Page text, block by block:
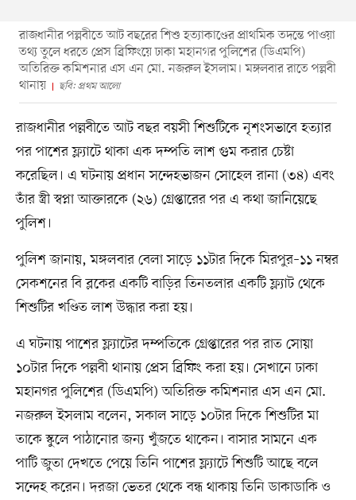
রাজধানীর পল্লবীতে আট বছরের শিশু হত্যাকাণ্ডের প্রাথমিক তদন্তে পাওয়া
তথ্য তুলে ধরতে প্রেস ব্রিফিংয়ে ঢাকা মহানগর পুলিশের (ডিএমপি)
অতিরিক্ত কমিশনার এস এন মো. নজরুল ইসলাম। মঙ্গলবার রাতে পল্লবী
থানায়
ছবি: প্রথম আলো
রাজধানীর পল্লবীতে আট বছর বয়সী শিশুটিকে নৃশংসভাবে হত্যার
পর পাশের ফ্ল্যাটে থাকা এক দম্পতি লাশ গুম করার চেষ্টা
করেছিল। এ ঘটনায় প্রধান সন্দেহভাজন সোহেল রানা (৩৪) এবং
তাঁর স্ত্রী স্বপ্না আক্তারকে (২৬) গ্রেপ্তারের পর এ কথা জানিয়েছে
পুলিশ।
পুলিশ জানায়, মঙ্গলবার বেলা সাড়ে ১১টার দিকে মিরপুর–১১ নম্বর
সেকশনের বি ব্লকের একটি বাড়ির তিনতলার একটি ফ্ল্যাট থেকে
শিশুটির খণ্ডিত লাশ উদ্ধার করা হয়।
এ ঘটনায় পাশের ফ্ল্যাটের দম্পতিকে গ্রেপ্তারের পর রাত সোয়া
১০টার দিকে পল্লবী থানায় প্রেস ব্রিফিং করা হয়। সেখানে ঢাকা
মহানগর পুলিশের (ডিএমপি) অতিরিক্ত কমিশনার এস এন মো.
নজরুল ইসলাম বলেন, সকাল সাড়ে ১০টার দিকে শিশুটির মা
তাকে স্কুলে পাঠানোর জন্য খুঁজতে থাকেন। বাসার সামনে এক
পাটি জুতা দেখতে পেয়ে তিনি পাশের ফ্ল্যাটে শিশুটি আছে বলে
সন্দেহ করেন। দরজা ভেতর থেকে বন্ধ থাকায় তিনি ডাকাডাকি ও